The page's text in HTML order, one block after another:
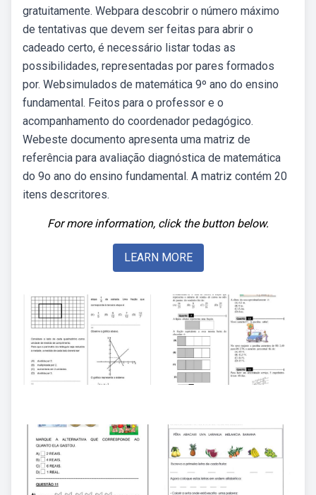
gratuitamente. Webpara descobrir o número máximo
de tentativas que devem ser feitas para abrir o
cadeado certo, é necessário listar todas as
possibilidades, representadas por pares formados
por. Websimulados de matemática 9º ano do ensino
fundamental. Feitos para o professor e o
acompanhamento do coordenador pedagógico.
Webeste documento apresenta uma matriz de
referência para avaliação diagnóstica de matemática
do 9o ano do ensino fundamental. A matriz contém 20
itens descritores.
For more information, click the button below.
LEARN MORE